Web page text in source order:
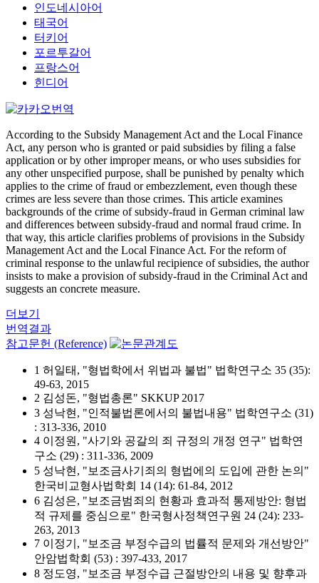
인도네시아어
태국어
터키어
포르투갈어
프랑스어
힌디어
According to the Subsidy Management Act and the Local Finance
Act, any person who is granted or paid subsidies by filing a false
application or by other improper means, or who uses subsidies for
any other unspecified purpose, shall be punished by penalty which
applies to the crime of fraud or embezzlement, even though these
crimes are less severe than those crimes. This article examines
backgrounds of the crime of subsidy-fraud in German criminal law
and differences between subsidy-fraud and normal fraud crime. In
that way, this article clarifies problems of provisions in the Subsidy
Management Act and the Local Finance Act. For the reform of
criminal response to the unlawful recipience of subsidies, the author
insists to make a provision of subsidy-fraud in the Criminal Act and
suggests an concrete measure.
더보기
번역결과
참고문헌 (Reference)
1 허일태, "형법학에서 위법과 불법" 법학연구소 35 (35):
49-63, 2015
2 김성돈, "형법총론" SKKUP 2017
3 성낙현, "인적불법론에서의 불법내용" 법학연구소 (31)
: 313-336, 2010
4 이정원, "사기와 공갈의 죄 규정의 개정 연구" 법학연
구소 (29) : 311-336, 2009
5 성낙현, "보조금사기죄의 형법에의 도입에 관한 논의"
한국비교형사법학회 14 (14): 61-84, 2012
6 김성은, "보조금범죄의 현황과 효과적 통제방안: 형법
적 규제를 중심으로" 한국형사정책연구원 24 (24): 233-
263, 2013
7 이정기, "보조금 부정수급의 법률적 문제와 개선방안"
안암법학회 (53) : 397-433, 2017
8 정도영, "보조금 부정수급 근절방안의 내용 및 향후과